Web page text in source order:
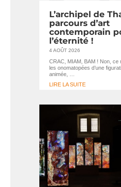
L’archipel de
parcours d’art
contemporain
l’éternité !
4 AOÛT 2026
CRAC, MIAM, BAM ! Non, ce
les onomatopées d’une
animée, …
LIRE LA SUITE